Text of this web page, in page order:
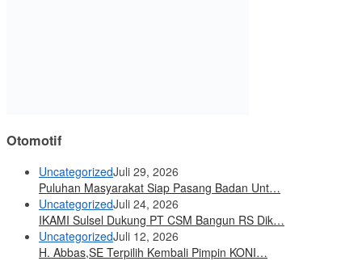
Otomotif
UncategorizedJuli 29, 2026
Puluhan Masyarakat Siap Pasang Badan Unt…
UncategorizedJuli 24, 2026
IKAMI Sulsel Dukung PT CSM Bangun RS Dik…
UncategorizedJuli 12, 2026
H. Abbas,SE Terpilih Kembali Pimpin KONI…